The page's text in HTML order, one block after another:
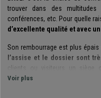
trouver dans des
conférences, etc. Pour quelle
d’excellente qualité et avec
Son rembourrage est plus
l’assise et le dossier sont
clients ou visiteurs un siège
structure est fabriquée avec
Voir plus